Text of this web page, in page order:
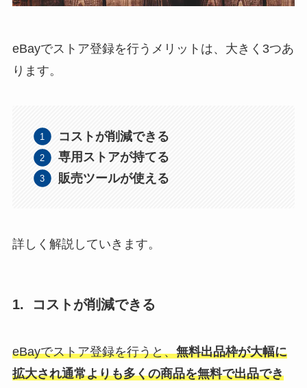
eBayでストア登録を行うメリットは、大きく3つあ
ります。
コストが削減できる
専用ストアが持てる
販売ツールが使える
詳しく解説していきます。
1. コストが削減できる
eBayでストア登録を行うと、無料出品枠が大幅に
拡大され通常よりも多くの商品を無料で出品でき